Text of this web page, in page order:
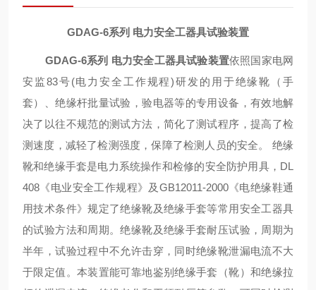
GDAG-6系列 电力安全工器具试验装置
GDAG-6系列 电力安全工器具试验装置依照国家电网
安监83号(电力安全工作规程)研发的用于绝缘靴（手
套）、绝缘杆批量试验，验电器等的专用设备，有效地解
决了以往不规范的测试方法，简化了测试程序，提高了检
测速度，减轻了检测强度，保障了检测人员的安全。 绝缘
靴和绝缘手套是电力系统操作和检修的安全防护用具， DL
408 《电业安全工作规程》及 GB12011-2000《电绝缘鞋通
用技术条件》规定了绝缘靴及绝缘手套等常用安全工器具
的试验方法和周期。绝缘靴及绝缘手套耐压试验，周期为
半年，试验过程中不允许击穿，同时绝缘靴泄漏电流不大
于限定值。本装置能可靠地鉴别绝缘手套（靴）和绝缘拉